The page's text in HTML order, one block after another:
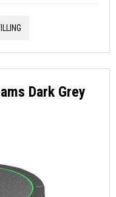
Dark Grey